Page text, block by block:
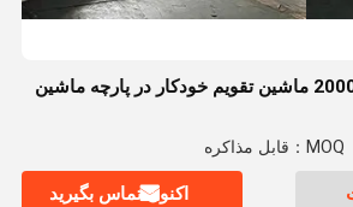
سه رولر دو رولر 2000mm ماشین تقویم خودکار در پارچه ماشین
MOQ：قابل مذاکره
اکنون تماس بگیرید